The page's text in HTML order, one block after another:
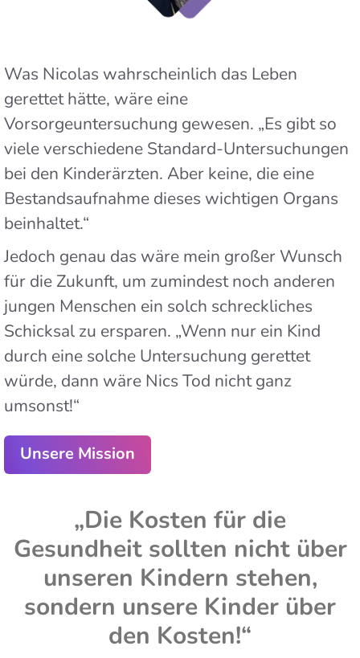
Was Nicolas wahrscheinlich das Leben
gerettet hätte, wäre eine
Vorsorgeuntersuchung gewesen. „Es gibt so
viele verschiedene Standard-Untersuchungen
bei den Kinderärzten. Aber keine, die eine
Bestandsaufnahme dieses wichtigen Organs
beinhaltet.“
Jedoch genau das wäre mein großer Wunsch
für die Zukunft, um zumindest noch anderen
jungen Menschen ein solch schreckliches
Schicksal zu ersparen. „Wenn nur ein Kind
durch eine solche Untersuchung gerettet
würde, dann wäre Nics Tod nicht ganz
umsonst!“
Unsere Mission
„Die Kosten für die
Gesundheit sollten nicht über
unseren Kindern stehen,
sondern unsere Kinder über
den Kosten!“